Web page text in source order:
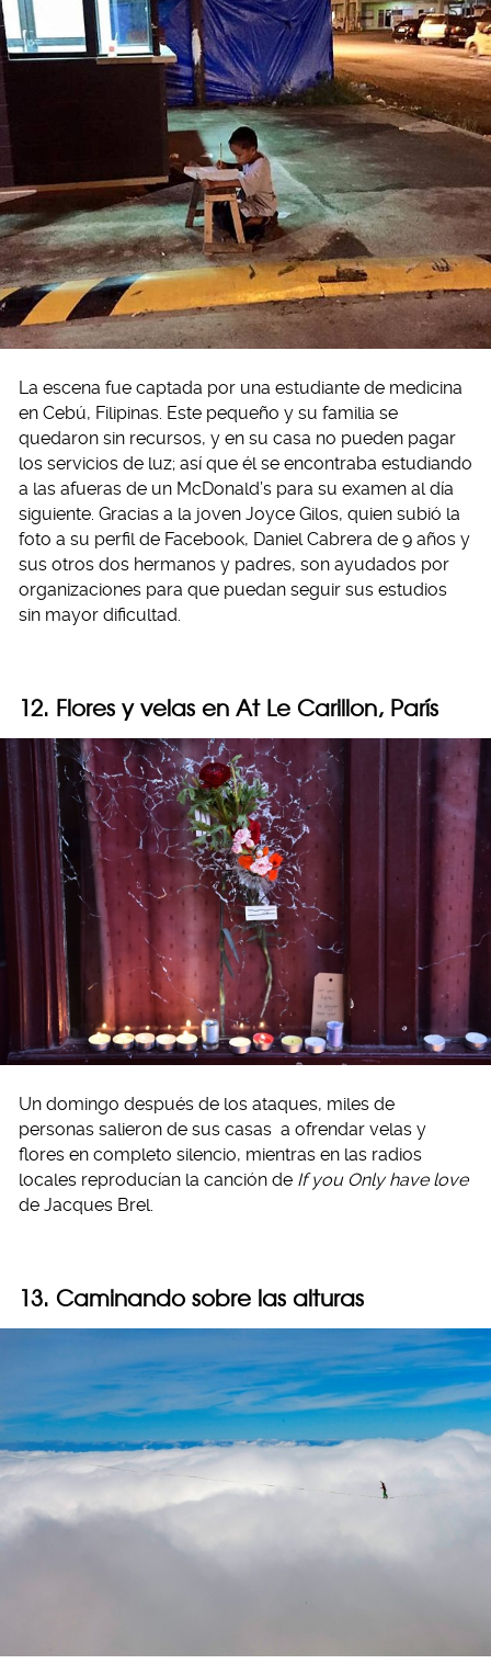
La escena fue captada por una estudiante de medicina
en Cebú, Filipinas. Este pequeño y su familia se
quedaron sin recursos, y en su casa no pueden pagar
los servicios de luz; así que él se encontraba estudiando
a las afueras de un McDonald’s para su examen al día
siguiente. Gracias a la joven Joyce Gilos, quien subió la
foto a su perfil de Facebook, Daniel Cabrera de 9 años y
sus otros dos hermanos y padres, son ayudados por
organizaciones para que puedan seguir sus estudios
sin mayor dificultad.
12. Flores y velas en At Le Carillon, París
Un domingo después de los ataques, miles de
personas salieron de sus casas a ofrendar velas y
flores en completo silencio, mientras en las radios
locales reproducían la canción de If you Only have love
de Jacques Brel.
13. Caminando sobre las alturas